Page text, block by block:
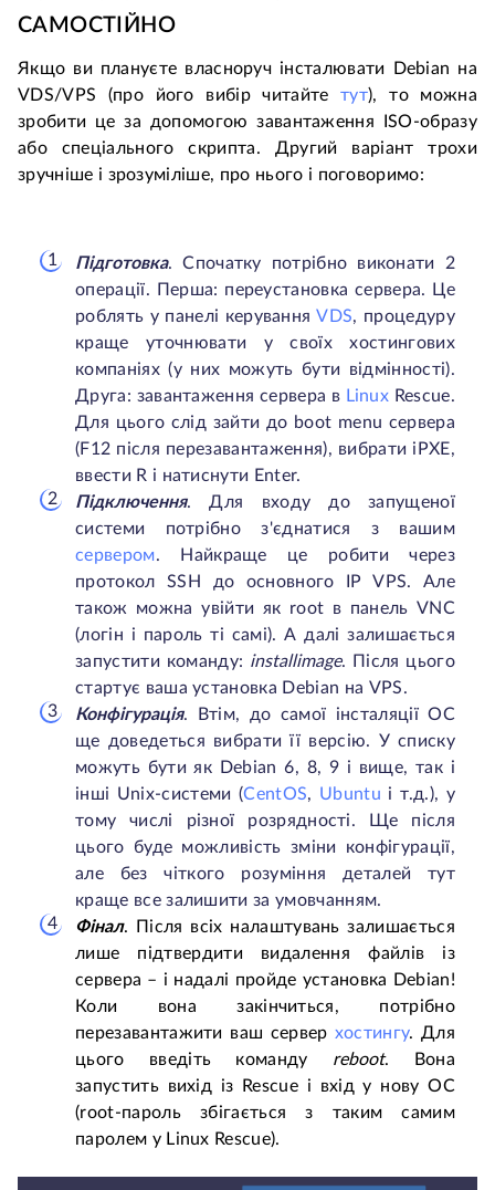
САМОСТІЙНО
Якщо ви плануєте власноруч інсталювати Debian на
VDS/VPS (про його вибір читайте
тут), то можна
зробити це за допомогою завантаження ISO-образу
або спеціального скрипта. Другий варіант трохи
зручніше і зрозуміліше, про нього і поговоримо:
Підготовка. Спочатку потрібно виконати 2
операції. Перша: переустановка сервера. Це
роблять у панелі керування VDS, процедуру
краще уточнювати у своїх хостингових
компаніях (у них можуть бути відмінності).
Друга: завантаження сервера в Linux Rescue.
Для цього слід зайти до boot menu сервера
(F12 після перезавантаження), вибрати iPXE,
ввести R і натиснути Enter.
Підключення. Для входу до запущеної
системи потрібно з'єднатися з вашим
сервером. Найкраще це робити через
протокол SSH до основного IP VPS. Але
також можна увійти як root в панель VNC
(логін і пароль ті самі). А далі залишається
запустити команду: installimage. Після цього
стартує ваша установка Debian на VPS.
Конфігурація. Втім, до самої інсталяції ОС
ще доведеться вибрати її версію. У списку
можуть бути як Debian 6, 8, 9 і вище, так і
інші Unix-системи (CentOS, Ubuntu і т.д.), у
тому числі різної розрядності. Ще після
цього буде можливість зміни конфігурації,
але без чіткого розуміння деталей тут
краще все залишити за умовчанням.
Фінал. Після всіх налаштувань залишається
лише підтвердити видалення файлів із
сервера – і надалі пройде установка Debian!
Коли вона закінчиться, потрібно
перезавантажити ваш сервер хостингу. Для
цього введіть команду reboot. Вона
запустить вихід із Rescue і вхід у нову ОС
(root-пароль збігається з таким самим
паролем у Linux Rescue).